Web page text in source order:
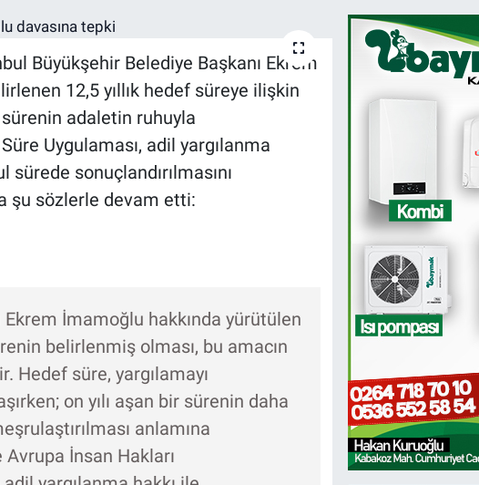
Büyükşehir Belediye Başkanı Ekrem
12,5 yıllık hedef süreye ilişkin
sürenin adaletin ruhuyla
Uygulaması, adil yargılanma
sonuçlandırılmasını
şu sözlerle devam etti:
İmamoğlu hakkında yürütülen
belirlenmiş olması, bu amacın
Hedef süre, yargılamayı
on yılı aşan bir sürenin daha
anlamına
İnsan Hakları